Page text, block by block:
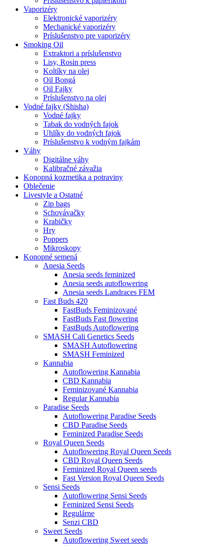
Vaporizéry
Elektronické vaporizéry
Mechanické vaporizéry
Príslušenstvo pre vaporizéry
Smoking Oil
Extraktori a príslušenstvo
Lisy, Rosin press
Koltíky na olej
Oil Bongá
Oil Fajky
Príslušenstvo na olej
Vodné fajky (Shisha)
Vodné fajky
Tabak do vodných fajok
Uhlíky do vodných fajok
Príslušenstvo k vodným fajkám
Váhy
Digitálne váhy
Kalibračné závažia
Konopná kozmetika a potraviny
Oblečenie
Livestyle a Ostatné
Zip bags
Schovávačky
Krabičky
Hry
Poppers
Mikroskopy
Konopné semená
Anesia Seeds
Anesia seeds feminized
Anesia seeds autoflowering
Anesia seeds Landraces FEM
Fast Buds 420
FastBuds Feminizované
FastBuds Fast flowering
FastBuds Autoflowering
SMASH Cali Genetics Seeds
SMASH Autoflowering
SMASH Feminized
Kannabia
Autoflowering Kannabia
CBD Kannabia
Feminizované Kannabia
Regular Kannabia
Paradise Seeds
Autoflowering Paradise Seeds
CBD Paradise Seeds
Feminized Paradise Seeds
Royal Queen Seeds
Autoflowering Royal Queen Seeds
CBD Royal Queen Seeds
Feminized Royal Queen seeds
Fast Version Royal Queen Seeds
Sensi Seeds
Autoflowering Sensi Seeds
Feminized Sensi Seeds
Regulárne
Senzi CBD
Sweet Seeds
Autoflowering Sweet seeds